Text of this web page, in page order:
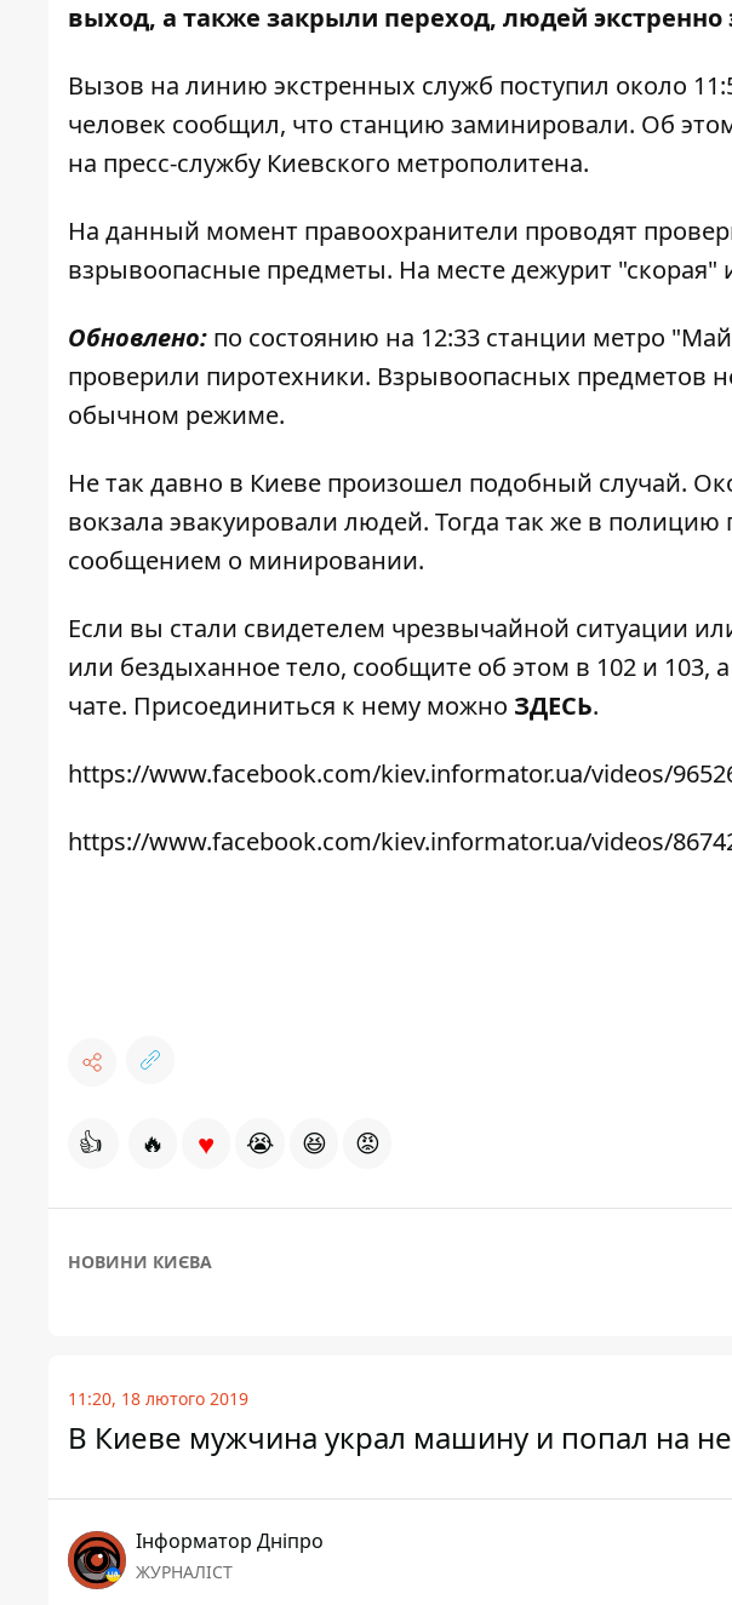
выход, а также закрыли переход, людей
Вызов на линию экстренных служб поступил около
человек сообщил, что станцию заминировали. Об
на пресс-службу Киевского метрополитена.
На данный момент правоохранители проводят
взрывоопасные предметы. На месте дежурит "скорая"
Обновлено: по состоянию на 12:33 станции метро
проверили пиротехники. Взрывоопасных предметов
обычном режиме.
Не так давно в Киеве произошел подобный случай.
вокзала эвакуировали людей. Тогда так же в
сообщением о минировании.
Если вы стали свидетелем чрезвычайной ситуации
или бездыханное тело, сообщите об этом в 102 и
чате. Присоединиться к нему можно ЗДЕСЬ.
https://www.facebook.com/kiev.informator.ua/videos/
https://www.facebook.com/kiev.informator.ua/videos/
👍 🔥 ♥ 😭 😆 😡
НОВИНИ КИЄВА
11:20, 18 лютого 2019
В Киеве мужчина украл машину и попал на
Інформатор Дніпро
ЖУРНАЛІСТ